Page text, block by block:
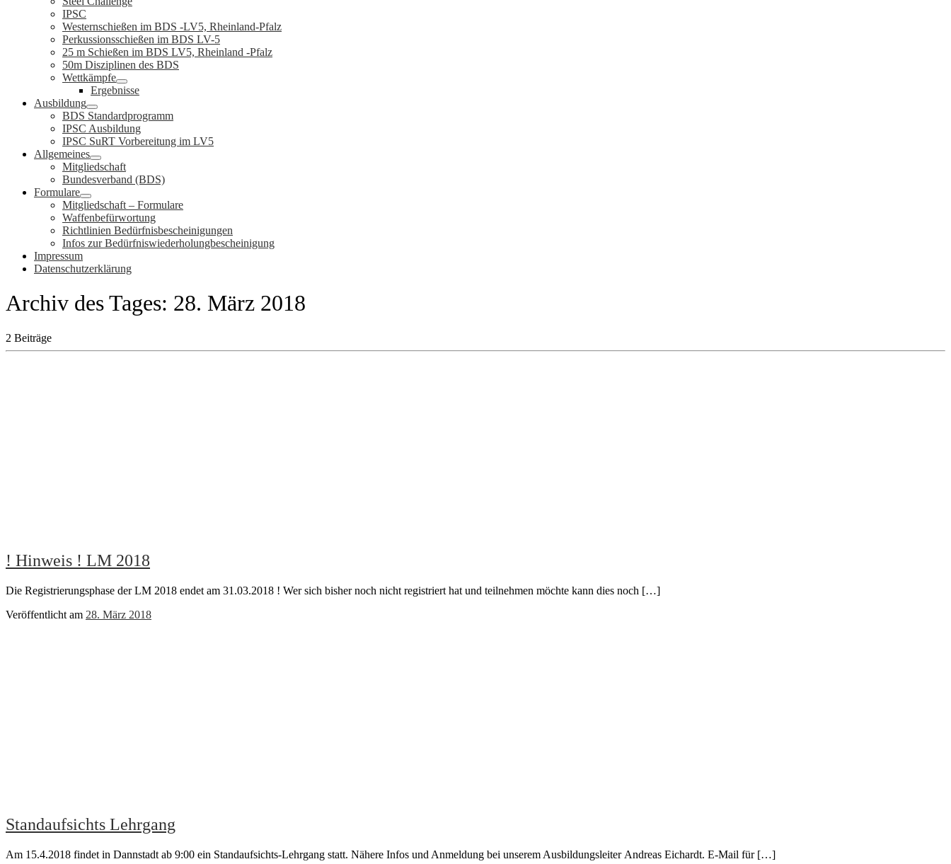
IPSC
Westernschießen im BDS -LV5, Rheinland-Pfalz
Perkussionsschießen im BDS LV-5
25 m Schießen im BDS LV5, Rheinland -Pfalz
50m Disziplinen des BDS
Wettkämpfe
Ergebnisse
Ausbildung
BDS Standardprogramm
IPSC Ausbildung
IPSC SuRT Vorbereitung im LV5
Allgemeines
Mitgliedschaft
Bundesverband (BDS)
Formulare
Mitgliedschaft – Formulare
Waffenbefürwortung
Richtlinien Bedürfnisbescheinigungen
Infos zur Bedürfniswiederholungbescheinigung
Impressum
Datenschutzerklärung
Archiv des Tages: 28. März 2018
2 Beiträge
! Hinweis ! LM 2018
Die Registrierungsphase der LM 2018 endet am 31.03.2018 ! Wer sich bisher noch nicht registriert hat und teilnehmen möchte kann dies noch […]
Veröffentlicht am 28. März 2018
Standaufsichts Lehrgang
Am 15.4.2018 findet in Dannstadt ab 9:00 ein Standaufsichts-Lehrgang statt. Nähere Infos und Anmeldung bei unserem Ausbildungsleiter Andreas Eichardt. E-Mail für […]